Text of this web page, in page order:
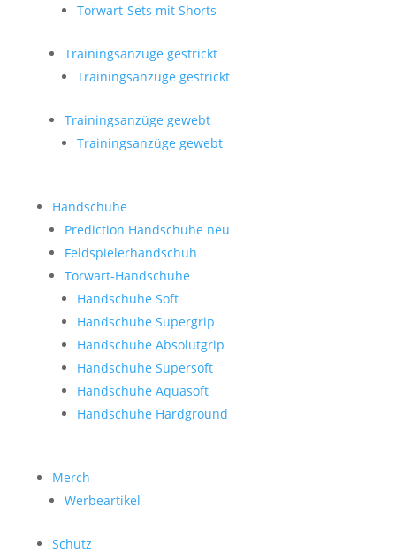
Torwart-Sets mit Shorts
Trainingsanzüge gestrickt
Trainingsanzüge gestrickt
Trainingsanzüge gewebt
Trainingsanzüge gewebt
Handschuhe
Prediction Handschuhe neu
Feldspielerhandschuh
Torwart-Handschuhe
Handschuhe Soft
Handschuhe Supergrip
Handschuhe Absolutgrip
Handschuhe Supersoft
Handschuhe Aquasoft
Handschuhe Hardground
Merch
Werbeartikel
Schutz